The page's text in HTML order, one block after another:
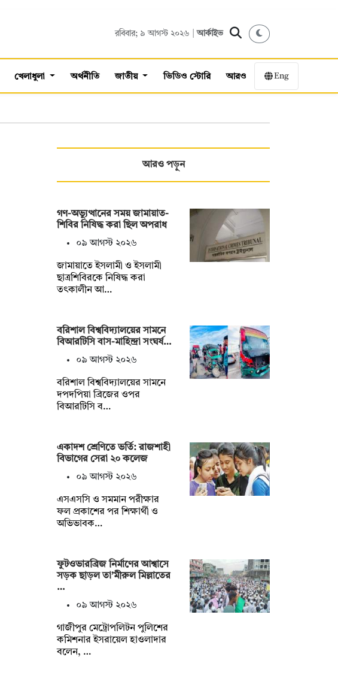
রবিবার; ৯ আগস্ট ২০২৬ |আর্কাইভ
খেলাধুলা অর্থনীতি জাতীয় ভিডিও স্টোরি আরও Eng
আরও পড়ুন
গণ-অভ্যুত্থানের সময় জামায়াত-
শিবির নিষিদ্ধ করা ছিল অপরাধ
০৯ আগস্ট ২০২৬
জামায়াতে ইসলামী ও ইসলামী
ছাত্রশিবিরকে নিষিদ্ধ করা
তৎকালীন আ…
বরিশাল বিশ্ববিদ্যালয়ের সামনে
বিআরটিসি বাস-মাহিন্দ্রা সংঘর্ষ…
০৯ আগস্ট ২০২৬
বরিশাল বিশ্ববিদ্যালয়ের সামনে
দপদপিয়া ব্রিজের ওপর
বিআরটিসি ব…
একাদশ শ্রেণিতে ভর্তি: রাজশাহী
বিভাগের সেরা ২০ কলেজ
০৯ আগস্ট ২০২৬
এসএসসি ও সমমান পরীক্ষার
ফল প্রকাশের পর শিক্ষার্থী ও
অভিভাবক…
ফুটওভারব্রিজ নির্মাণের আশ্বাসে
সড়ক ছাড়ল তা’মীরুল মিল্লাতের
…
০৯ আগস্ট ২০২৬
গাজীপুর মেট্রোপলিটন পুলিশের
কমিশনার ইসরায়েল হাওলাদার
বলেন, …